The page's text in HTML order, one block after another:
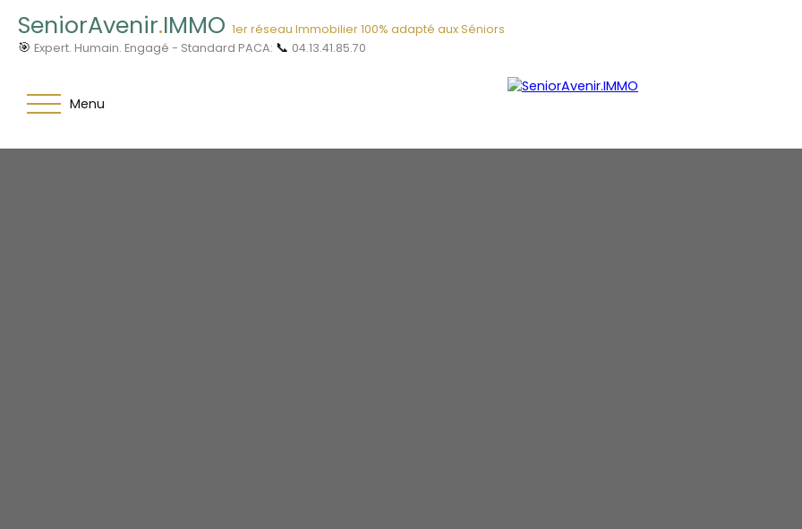
SeniorAvenir.IMMO 1er réseau Immobilier 100% adapté aux Séniors
🎯 Expert. Humain. Engagé - Standard PACA: 📞 04.13.41.85.70
Menu